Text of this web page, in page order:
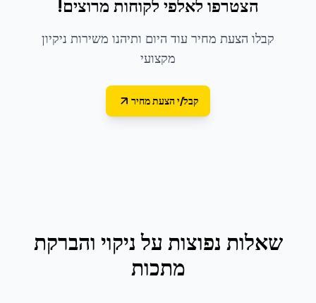
הצטרפו לאלפי לקוחות מרוצים!
קבלו הצעת מחיר עוד היום ותיהנו משירות ניקיון
מקצועי
קבל/י הצעת מחיר
שאלות נפוצות על ניקוי והברקת
מתכות